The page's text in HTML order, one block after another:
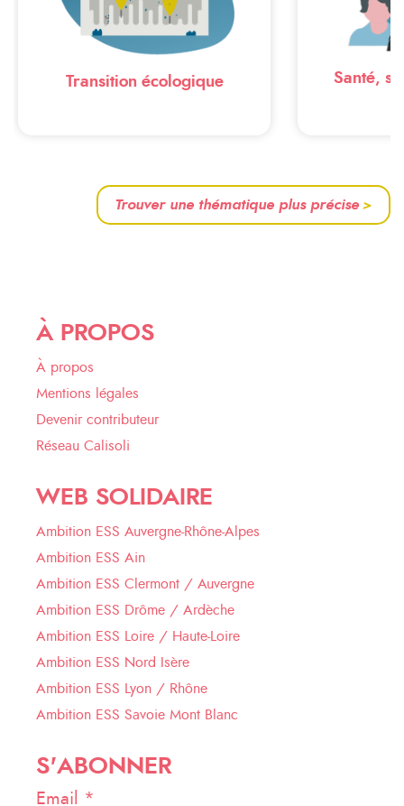
Transition écologique Santé,
Trouver une thématique plus précise>
À PROPOS
À propos
Mentions légales
Devenir contributeur
Réseau Calisoli
WEB SOLIDAIRE
Ambition ESS Auvergne-Rhône-Alpes
Ambition ESS Ain
Ambition ESS Clermont / Auvergne
Ambition ESS Drôme / Ardèche
Ambition ESS Loire / Haute-Loire
Ambition ESS Nord Isère
Ambition ESS Lyon / Rhône
Ambition ESS Savoie Mont Blanc
S'ABONNER
Email *